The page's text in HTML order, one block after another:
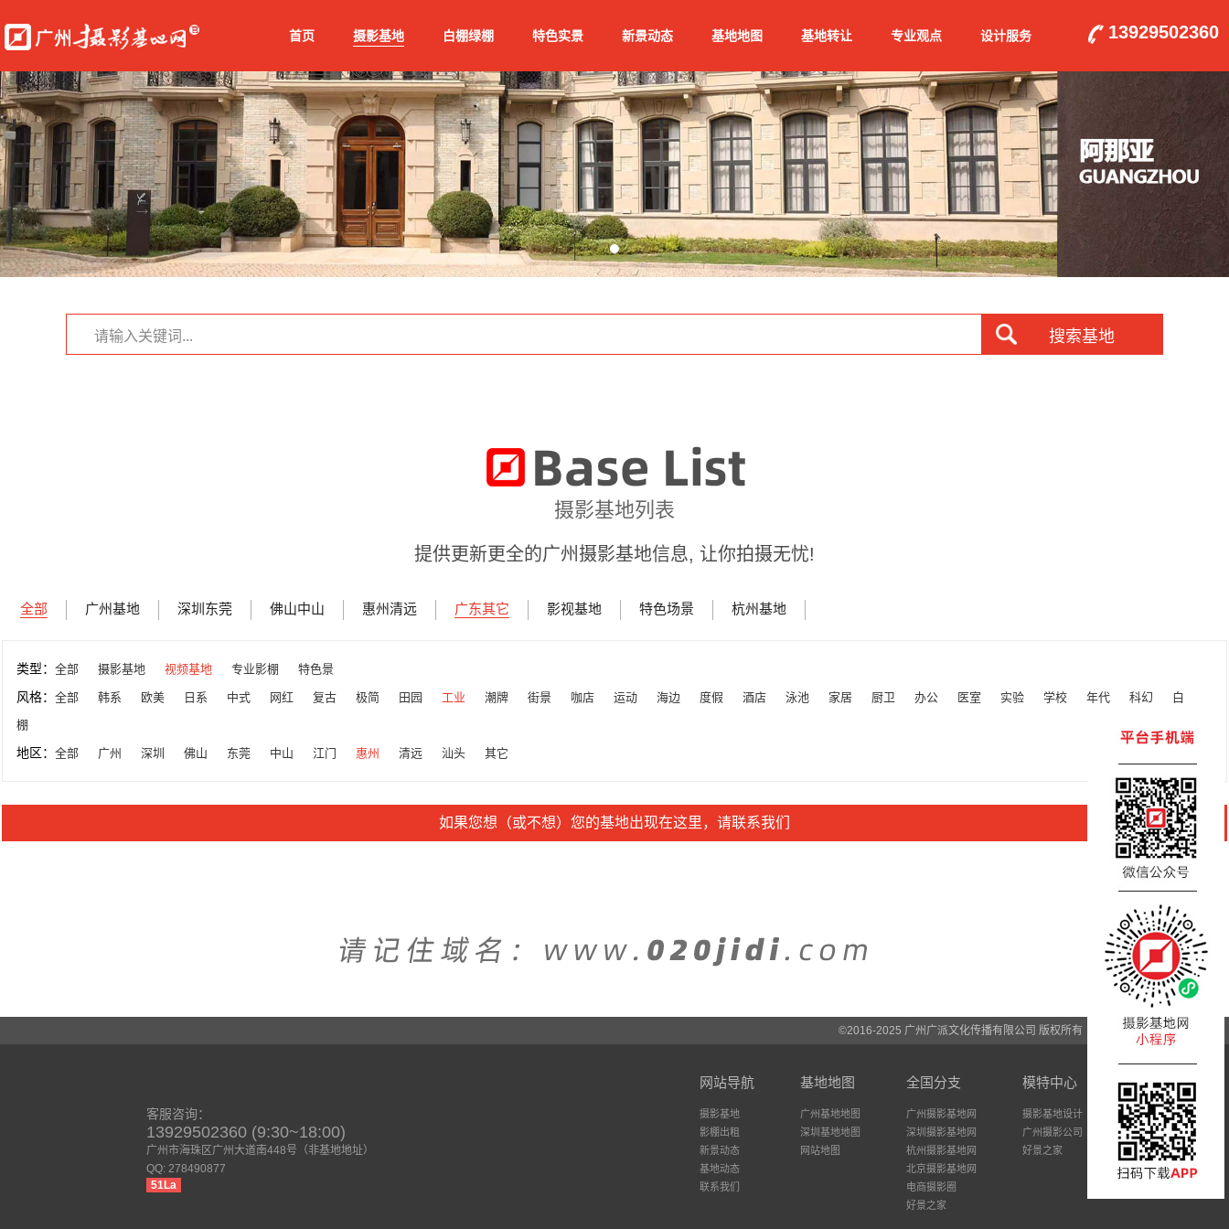
首页 摄影基地 白棚绿棚 特色实景 新景动态 基地地图 基地转让 专业观点 设计服务 13929502360
搜索基地
摄影基地列表
提供更新更全的广州摄影基地信息, 让你拍摄无忧!
全部 广州基地 深圳东莞 佛山中山 惠州清远 广东其它 影视基地 特色场景 杭州基地
类型： 全部 摄影基地 视频基地 专业影棚 特色景
风格： 全部 韩系 欧美 日系 中式 网红 复古 极简 田园 工业 潮牌 街景 咖店 运动 海边 度假 酒店 泳池 家居 厨卫 办公 医室 实验 学校 年代 科幻
白
棚
地区： 全部 广州 深圳 佛山 东莞 中山 江门 惠州 清远 汕头 其它
如果您想（或不想）您的基地出现在这里，请联系我们
©2016-2025 广州广派文化传播有限公司 版权所有
客服咨询：
13929502360 (9:30~18:00)
广州市海珠区广州大道南448号（非基地地址）
QQ: 278490877
51La
网站导航
摄影基地
影棚出租
新景动态
基地动态
联系我们
基地地图
广州基地地图
深圳基地地图
网站地图
全国分支
广州摄影基地网
深圳摄影基地网
杭州摄影基地网
北京摄影基地网
电商摄影圈
好景之家
模特中心
摄影基地设计
广州摄影公司
好景之家